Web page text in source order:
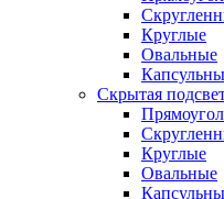
Круглые
Овальные
Скрытая
Круглые
Овальные